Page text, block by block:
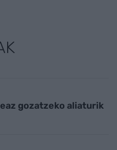
gozatzeko aliaturik